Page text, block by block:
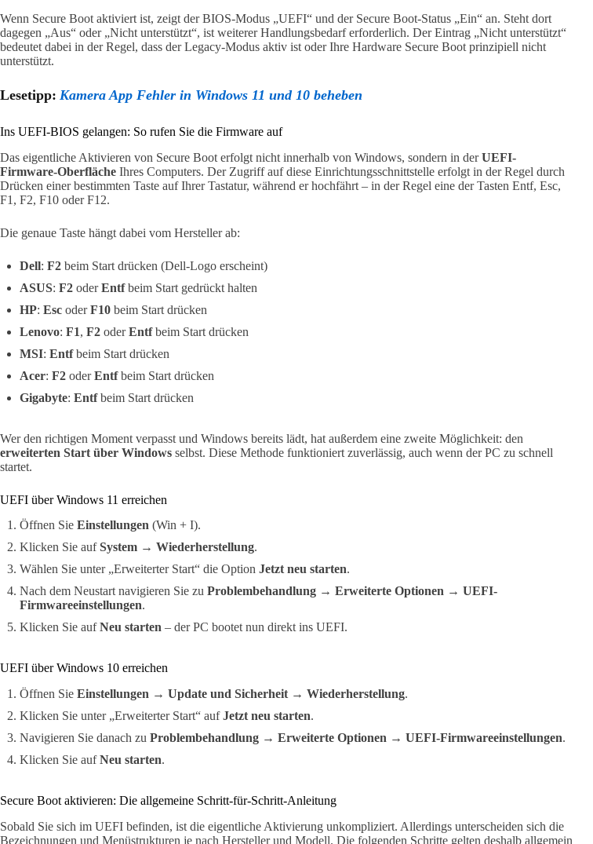
Wenn Secure Boot aktiviert ist, zeigt der BIOS-Modus „UEFI“ und der Secure Boot-Status „Ein“ an. Steht dort
dagegen „Aus“ oder „Nicht unterstützt“, ist weiterer Handlungsbedarf erforderlich. Der Eintrag „Nicht unterstützt“
bedeutet dabei in der Regel, dass der Legacy-Modus aktiv ist oder Ihre Hardware Secure Boot prinzipiell nicht
unterstützt.
Lesetipp: Kamera App Fehler in Windows 11 und 10 beheben
Ins UEFI-BIOS gelangen: So rufen Sie die Firmware auf
Das eigentliche Aktivieren von Secure Boot erfolgt nicht innerhalb von Windows, sondern in derUEFI-
Firmware-Oberfläche Ihres Computers. Der Zugriff auf diese Einrichtungsschnittstelle erfolgt in der Regel durch
Drücken einer bestimmten Taste auf Ihrer Tastatur, während er hochfährt – in der Regel eine der Tasten Entf, Esc,
F1, F2, F10 oder F12.
Die genaue Taste hängt dabei vom Hersteller ab:
Dell: F2 beim Start drücken (Dell-Logo erscheint)
ASUS: F2 oderEntfbeim Start gedrückt halten
HP: Esc oderF10 beim Start drücken
Lenovo: F1, F2 oderEntfbeim Start drücken
MSI: Entfbeim Start drücken
Acer: F2 oderEntfbeim Start drücken
Gigabyte: Entfbeim Start drücken
Wer den richtigen Moment verpasst und Windows bereits lädt, hat außerdem eine zweite Möglichkeit: den
erweiterten Start über Windows selbst. Diese Methode funktioniert zuverlässig, auch wenn der PC zu schnell
startet.
UEFI über Windows 11 erreichen
Öffnen Sie Einstellungen (Win + I).
Klicken Sie aufSystem → Wiederherstellung.
Wählen Sie unter „Erweiterter Start“ die Option Jetzt neu starten.
Nach dem Neustart navigieren Sie zu Problembehandlung → Erweiterte Optionen → UEFI-
Firmwareeinstellungen.
Klicken Sie aufNeu starten – der PC bootet nun direkt ins UEFI.
UEFI über Windows 10 erreichen
Öffnen Sie Einstellungen → Update und Sicherheit → Wiederherstellung.
Klicken Sie unter „Erweiterter Start“ aufJetzt neu starten.
Navigieren Sie danach zu Problembehandlung → Erweiterte Optionen → UEFI-Firmwareeinstellungen.
Klicken Sie aufNeu starten.
Secure Boot aktivieren: Die allgemeine Schritt-für-Schritt-Anleitung
Sobald Sie sich im UEFI befinden, ist die eigentliche Aktivierung unkompliziert. Allerdings unterscheiden sich die
Bezeichnungen und Menüstrukturen je nach Hersteller und Modell. Die folgenden Schritte gelten deshalb allgemein